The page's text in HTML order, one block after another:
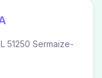
51250 Sermaize-